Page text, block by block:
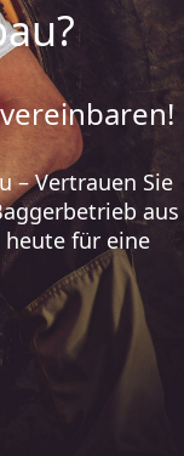
– Vertrauen Sie
aus
heute für eine